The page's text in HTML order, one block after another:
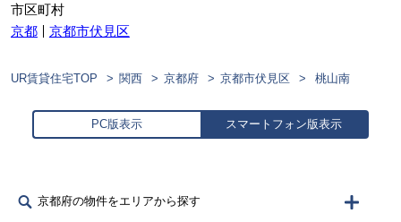
市区町村
京都
京都市伏見区
UR賃貸住宅TOP 関西 京都府 京都市伏見区 桃山南
PC版表示 スマートフォン版表示
京都府の物件をエリアから探す